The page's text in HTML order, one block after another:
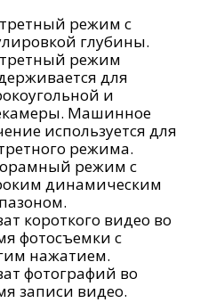
режим с
глубины.
режим
для
и
Машинное
используется для
режима.
режим с
динамическим
короткого видео во
фотосъемки с
нажатием.
фотографий во
записи видео.